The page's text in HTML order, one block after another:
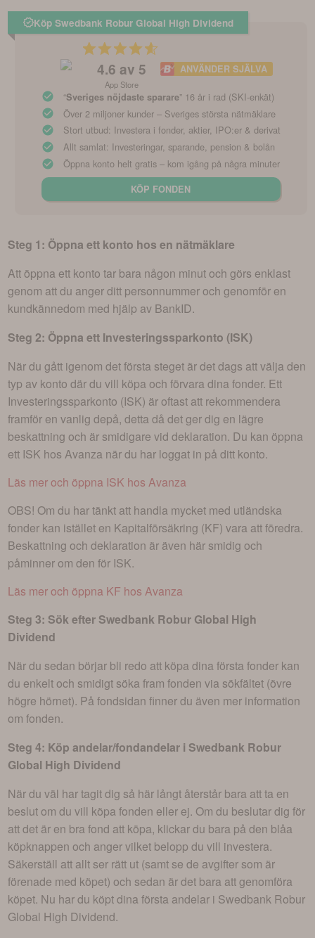
Köp Swedbank Robur Global High Dividend
4.6 av 5
App Store
ANVÄNDER SJÄLVA
“Sveriges nöjdaste sparare” 16 år i rad (SKI-enkät)
Över 2 miljoner kunder – Sveriges största nätmäklare
Stort utbud: Investera i fonder, aktier, IPO:er & derivat
Allt samlat: Investeringar, sparande, pension & bolån
Öppna konto helt gratis – kom igång på några minuter
KÖP FONDEN
Steg 1: Öppna ett konto hos en nätmäklare
Att öppna ett konto tar bara någon minut och görs enklast
genom att du anger ditt personnummer och genomför en
kundkännedom med hjälp av BankID.
Steg 2: Öppna ett Investeringssparkonto (ISK)
När du gått igenom det första steget är det dags att välja den
typ av konto där du vill köpa och förvara dina fonder. Ett
Investeringssparkonto (ISK) är oftast att rekommendera
framför en vanlig depå, detta då det ger dig en lägre
beskattning och är smidigare vid deklaration. Du kan öppna
ett ISK hos Avanza när du har loggat in på ditt konto.
Läs mer och öppna ISK hos Avanza
OBS! Om du har tänkt att handla mycket med utländska
fonder kan istället en Kapitalförsäkring (KF) vara att föredra.
Beskattning och deklaration är även här smidig och
påminner om den för ISK.
Läs mer och öppna KF hos Avanza
Steg 3: Sök efter Swedbank Robur Global High
Dividend
När du sedan börjar bli redo att köpa dina första fonder kan
du enkelt och smidigt söka fram fonden via sökfältet (övre
högre hörnet). På fondsidan finner du även mer information
om fonden.
Steg 4: Köp andelar/fondandelar i Swedbank Robur
Global High Dividend
När du väl har tagit dig så här långt återstår bara att ta en
beslut om du vill köpa fonden eller ej. Om du beslutar dig för
att det är en bra fond att köpa, klickar du bara på den blåa
köpknappen och anger vilket belopp du vill investera.
Säkerställ att allt ser rätt ut (samt se de avgifter som är
förenade med köpet) och sedan är det bara att genomföra
köpet. Nu har du köpt dina första andelar i Swedbank Robur
Global High Dividend.